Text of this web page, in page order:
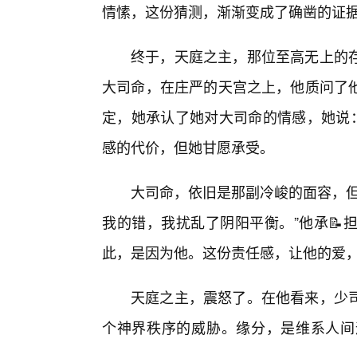
情愫，这份猜测，渐渐变成了确凿的证
终于，天庭之主，那位至高无上的
大司命，在庄严的天宫之上，他质问
定，她承认了她对大司命的情感，她
感的代价，但她甘愿承受。
大司命，依旧是那副冷峻的面容，
我的错，我扰乱了阴阳平衡。”他承📝
此，是因为他。这份责任感，让他的爱
天庭之主，震怒了。在他看来，
个神界秩序的威胁。缘分，是维系人